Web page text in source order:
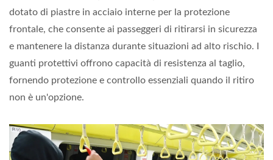
dotato di piastre in acciaio interne per la protezione
frontale, che consente ai passeggeri di ritirarsi in sicurezza
e mantenere la distanza durante situazioni ad alto rischio. I
guanti protettivi offrono capacità di resistenza al taglio,
fornendo protezione e controllo essenziali quando il ritiro
non è un'opzione.